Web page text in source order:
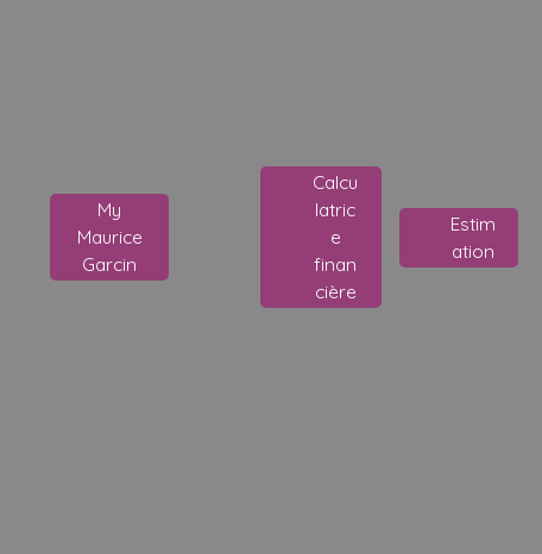
My
Maurice
Garcin
Calcu
latric
e
finan
cière
Estim
ation